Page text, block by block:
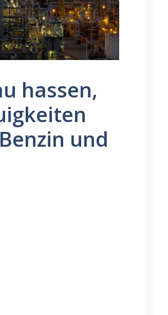
hassen,
und